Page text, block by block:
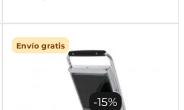
Envío gratis
-15%